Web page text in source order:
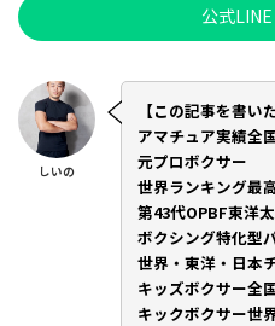
公式
しいの
【この記事を書い
アマチュア実績全
元プロボクサー
世界ランキング最
第43代OPBF東洋
ボクシング特化型
世界・東洋・日本
キッズボクサー全
キックボクサー世